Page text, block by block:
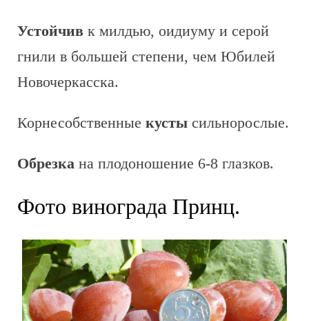
Устойчив к милдью, оидиуму и серой
гнили в большей степени, чем Юбилей
Новочеркасска.
Корнесобственные кусты сильнорослые.
Обрезка на плодоношение 6-8 глазков.
Фото винограда Принц.